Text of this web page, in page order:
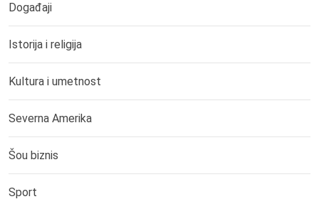
Događaji
Istorija i religija
Kultura i umetnost
Severna Amerika
Šou biznis
Sport